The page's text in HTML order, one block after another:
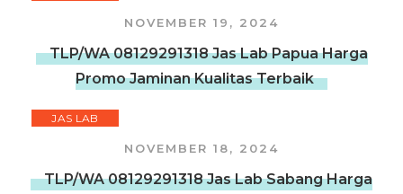
NOVEMBER 19, 2024
TLP/WA 08129291318 Jas Lab Papua Harga
Promo Jaminan Kualitas Terbaik
JAS LAB
NOVEMBER 18, 2024
TLP/WA 08129291318 Jas Lab Sabang Harga